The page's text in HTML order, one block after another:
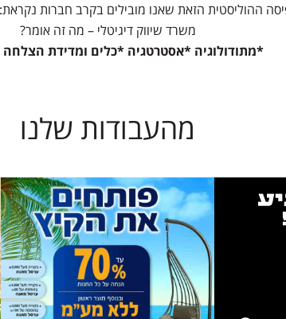
ההוליסטית הזאת שאנו מובילים בקרב חברות נקראת:
משרד שיווק דיגיטלי – מה זה אומר?
*מתודולוגיה *אסטרטגיה *כלים ומדידת
מהעבודות שלנו